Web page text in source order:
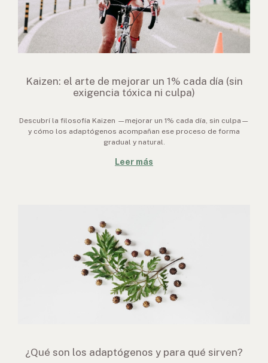
Kaizen: el arte de mejorar un 1% cada día (sin
exigencia tóxica ni culpa)
Descubrí la filosofía Kaizen —mejorar un 1% cada día, sin culpa—
y cómo los adaptógenos acompañan ese proceso de forma
gradual y natural.
Leer más
¿Qué son los adaptógenos y para qué sirven?